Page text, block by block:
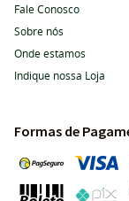
Fale Conosco
Sobre nós
Onde estamos
Indique nossa Loja
Formas de